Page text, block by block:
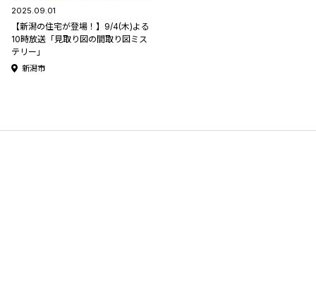
2025.09.01
【新潟の住宅が登場！】9/4(木)よる
10時放送「⾒取り図の間取り図ミス
テリー」
新潟市